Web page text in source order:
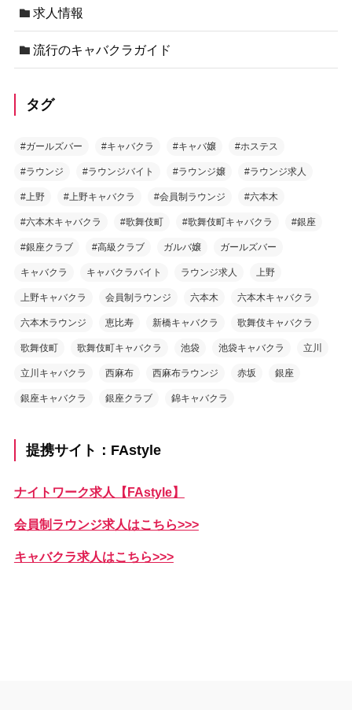
求人情報
流行のキャバクラガイド
タグ
#ガールズバー #キャバクラ #キャバ嬢 #ホステス
#ラウンジ #ラウンジバイト #ラウンジ嬢 #ラウンジ求人
#上野 #上野キャバクラ #会員制ラウンジ #六本木
#六本木キャバクラ #歌舞伎町 #歌舞伎町キャバクラ #銀座
#銀座クラブ #高級クラブ ガルバ嬢 ガールズバー
キャバクラ キャバクラバイト ラウンジ求人 上野
上野キャバクラ 会員制ラウンジ 六本木 六本木キャバクラ
六本木ラウンジ 恵比寿 新橋キャバクラ 歌舞伎キャバクラ
歌舞伎町 歌舞伎町キャバクラ 池袋 池袋キャバクラ 立川
立川キャバクラ 西麻布 西麻布ラウンジ 赤坂 銀座
銀座キャバクラ 銀座クラブ 錦キャバクラ
提携サイト：FAstyle
ナイトワーク求人【FAstyle】
会員制ラウンジ求人はこちら>>>
キャバクラ求人はこちら>>>